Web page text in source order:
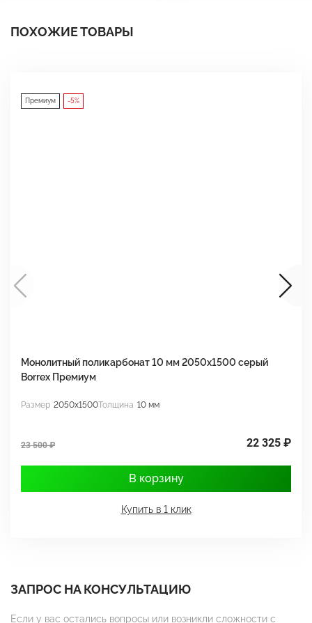
ПОХОЖИЕ ТОВАРЫ
Премиум -5%
Монолитный поликарбонат 10 мм 2050х1500 серый
Borrex Премиум
Размер 2050x1500Толщина 10 мм
23 500 ₽ 22 325 ₽
В корзину
Купить в 1 клик
ЗАПРОС НА КОНСУЛЬТАЦИЮ
Если у вас остались вопросы или возникли сложности с